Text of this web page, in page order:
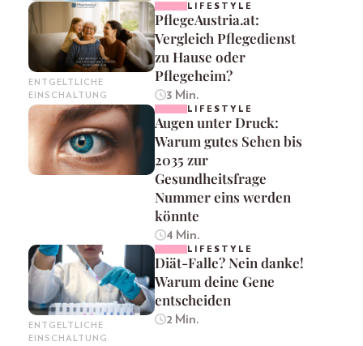
ENTGELTLICHE
EINSCHALTUNG
LIFESTYLE
PflegeAustria.at:
Vergleich Pflegedienst
zu Hause oder
Pflegeheim?
3 Min.
LIFESTYLE
Augen unter Druck:
Warum gutes Sehen bis
2035 zur
Gesundheitsfrage
Nummer eins werden
könnte
4 Min.
ENTGELTLICHE
EINSCHALTUNG
LIFESTYLE
Diät-Falle? Nein danke!
Warum deine Gene
entscheiden
2 Min.